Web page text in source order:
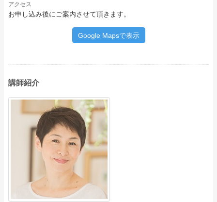
アクセス
お申し込み後にご案内させて頂きます。
Google Mapsで表示
講師紹介